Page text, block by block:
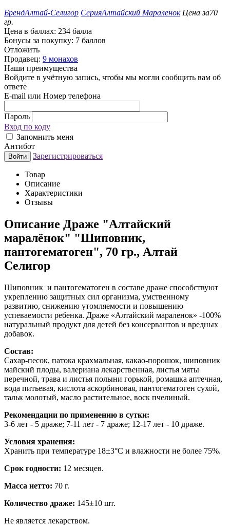
БрендАлтай-Селигор СерияАлтайский Мараленок Цена за70
гр.
Цена в баллах: 234 балла
Бонусы за покупку: 7 баллов
Отложить
Продавец: 9 монахов
Наши преимущества
Войдите в учётную запись, чтобы мы могли сообщить вам об
ответе
E-mail или Номер телефона
Пароль
Вход по коду
Запомнить меня
Антибот
Войти Зарегистрироваться
Товар
Описание
Характеристики
Отзывы
Описание Драже "Алтайский
маралёнок" "Шиповник,
пантогематоген", 70 гр., Алтай
Селигор
Шиповник и пантогематоген в составе драже способствуют
укреплению защитных сил организма, умственному
развитию, снижению утомляемости и повышению
успеваемости ребенка. Драже «Алтайский мараленок» -100%
натуральный продукт для детей без консервантов и вредных
добавок.
Состав:
Сахар-песок, патока крахмальная, какао-порошок, шиповник
майский плоды, валериана лекарственная, листья мяты
перечной, трава и листья полыни горькой, ромашка аптечная,
вода питьевая, кислота аскорбиновая, пантогематоген сухой,
тальк молотый, масло растительное, воск пчелиный.
Рекомендации по применению в сутки:
3-6 лет - 5 драже; 7-11 лет - 7 драже; 12-17 лет - 10 драже.
Условия хранения:
Хранить при температуре 18±3°С и влажности не более 75%.
Срок годности: 12 месяцев.
Масса нетто: 70 г.
Количество драже: 145±10 шт.
Не является лекарством.